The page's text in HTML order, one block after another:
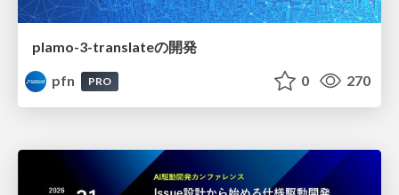
plamo-3-translateの開発
pfn
PRO 0 270